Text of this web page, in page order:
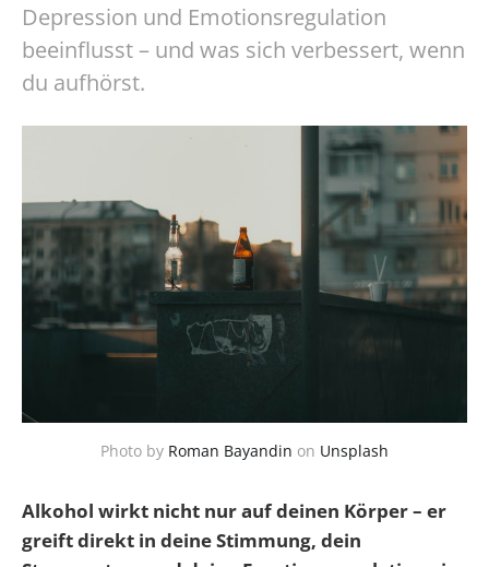
Depression und Emotionsregulation
beeinflusst – und was sich verbessert, wenn
du aufhörst.
Photo by Roman Bayandin on Unsplash
Alkohol wirkt nicht nur auf deinen Körper – er
greift direkt in deine Stimmung, dein